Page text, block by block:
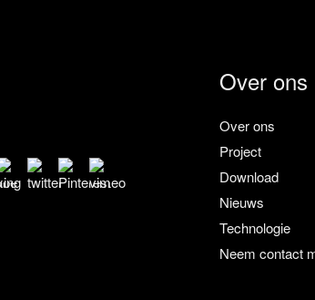
Over ons
Over ons
Project
Download
Nieuws
Technologie
Neem contact